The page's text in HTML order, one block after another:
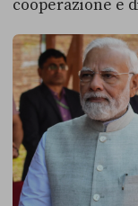
cooperazione e